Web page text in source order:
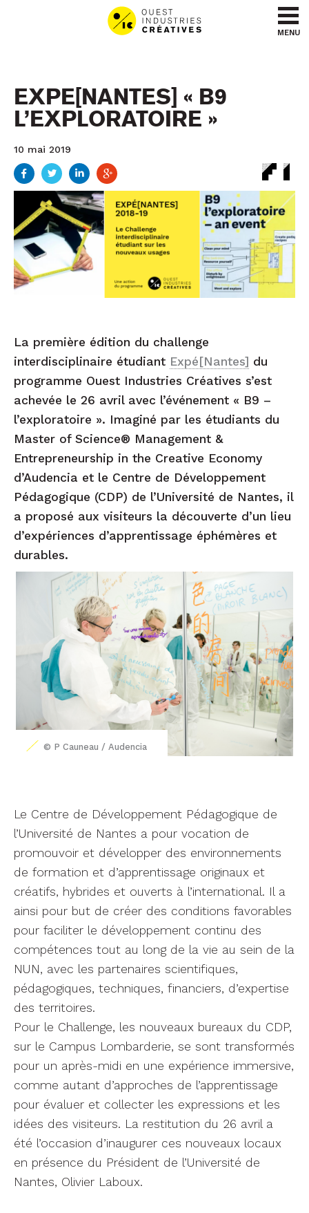
Aller au menu
Aller au contenu
MENU
EXPE[NANTES] « B9
L’EXPLORATOIRE »
10 mai 2019
La première édition du challenge
interdisciplinaire étudiant Expé[Nantes] du
programme Ouest Industries Créatives s’est
achevée le 26 avril avec l’événement « B9 –
l’exploratoire ». Imaginé par les étudiants du
Master of Science® Management &
Entrepreneurship in the Creative Economy
d’Audencia et le Centre de Développement
Pédagogique (CDP) de l’Université de Nantes, il
a proposé aux visiteurs la découverte d’un lieu
d’expériences d’apprentissage éphémères et
durables.
© P Cauneau / Audencia
Le Centre de Développement Pédagogique de
l’Université de Nantes a pour vocation de
promouvoir et développer des environnements
de formation et d’apprentissage originaux et
créatifs, hybrides et ouverts à l’international. Il a
ainsi pour but de créer des conditions favorables
pour faciliter le développement continu des
compétences tout au long de la vie au sein de la
NUN, avec les partenaires scientifiques,
pédagogiques, techniques, financiers, d’expertise
des territoires.
Pour le Challenge, les nouveaux bureaux du CDP,
sur le Campus Lombarderie, se sont transformés
pour un après-midi en une expérience immersive,
comme autant d’approches de l’apprentissage
pour évaluer et collecter les expressions et les
idées des visiteurs. La restitution du 26 avril a
été l’occasion d’inaugurer ces nouveaux locaux
en présence du Président de l’Université de
Nantes, Olivier Laboux.